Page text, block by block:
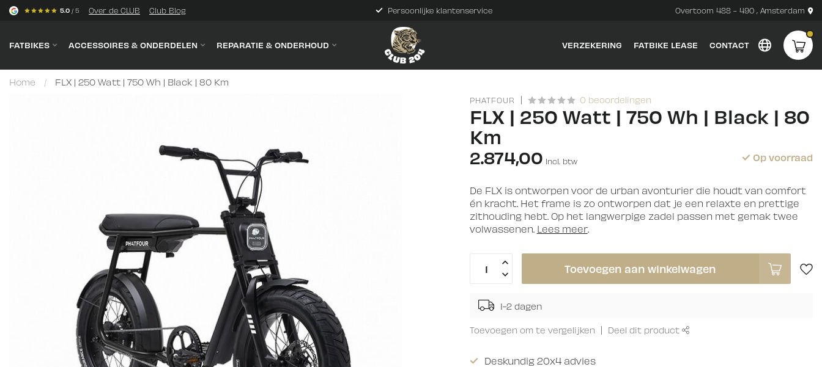
5.0 / 5 Over de CLUB Club Blog Persoonlijke klantenservice Overtoom 488 - 490 , Amsterdam
FATBIKES ACCESSOIRES & ONDERDELEN REPARATIE & ONDERHOUD VERZEKERING FATBIKE LEASE CONTACT
Home / FLX | 250 Watt | 750 Wh | Black | 80 Km
PHATFOUR 0 beoordelingen
FLX | 250 Watt | 750 Wh | Black | 80
Km
2.874,00 Incl. btw Op voorraad
De FLX is ontworpen voor de urban avonturier die houdt van comfort
én kracht. Het frame is zo ontworpen dat je een relaxte en prettige
zithouding hebt. Op het langwerpige zadel passen met gemak twee
volwassenen. Lees meer.
Toevoegen aan winkelwagen
1-2 dagen
Toevoegen om te vergelijken Deel dit product
Deskundig 20x4 advies